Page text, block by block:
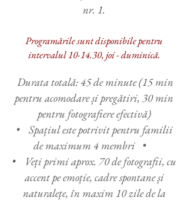
nr. 1.
Programările sunt disponibile pentru
intervalul 10-14.30, joi - duminică.
Durata totală: 45 de minute (15 min
pentru acomodare și pregătiri, 30 min
pentru fotografiere efectivă)
• Spațiul este potrivit pentru familii
de maximum 4 membri •
• Veți primi aprox. 70 de fotografii, cu
accent pe emoție, cadre spontane și
naturalețe, în maxim 10 zile de la